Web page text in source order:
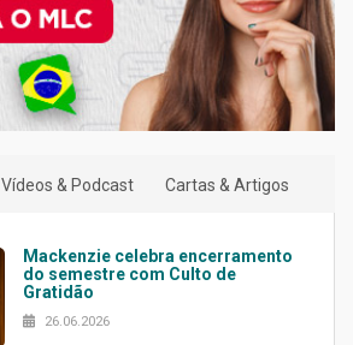
Vídeos & Podcast Cartas & Artigos
Mackenzie celebra encerramento
do semestre com Culto de
Gratidão
26.06.2026